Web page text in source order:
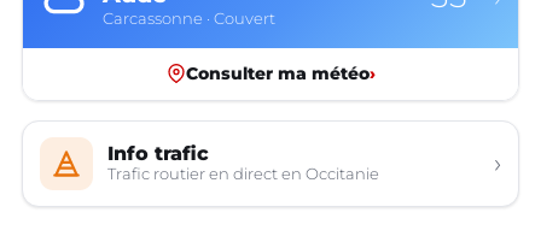
Carcassonne · Couvert
Consulter ma météo›
Info trafic
Trafic routier en direct en Occitanie ›